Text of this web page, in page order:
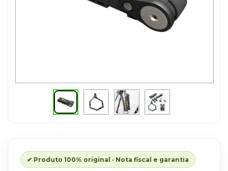
✔ Produto 100% original · Nota fiscal e garantia
início